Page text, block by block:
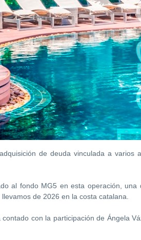
de deuda vinculada a varios
al fondo MG5 en esta operación, una
de 2026 en la costa catalana.
contado con la participación de Ángela